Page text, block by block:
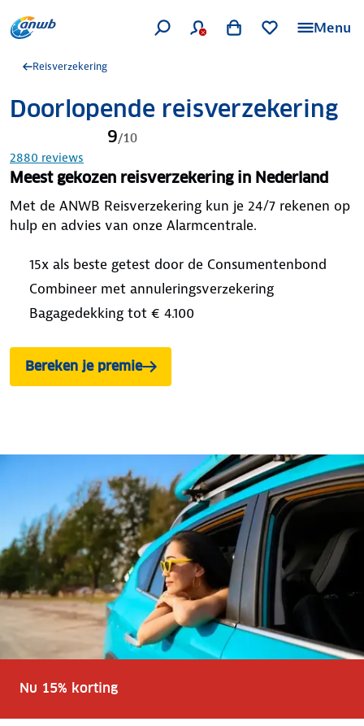
Menu
Reisverzekering
Doorlopende reisverzekering
9/10
2880 reviews
Meest gekozen reisverzekering in Nederland
Met de ANWB Reisverzekering kun je 24/7 rekenen op
hulp en advies van onze Alarmcentrale.
15x als beste getest door de Consumentenbond
Combineer met annuleringsverzekering
Bagagedekking tot € 4.100
Bereken je premie
Nu 15% korting